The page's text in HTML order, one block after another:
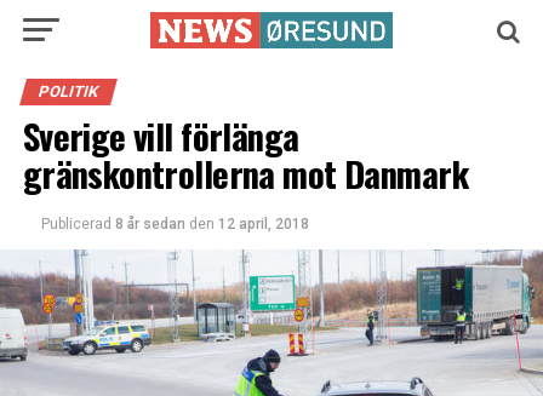
POLITIK
Sverige vill förlänga
gränskontrollerna mot Danmark
Publicerad 8 år sedan den 12 april, 2018